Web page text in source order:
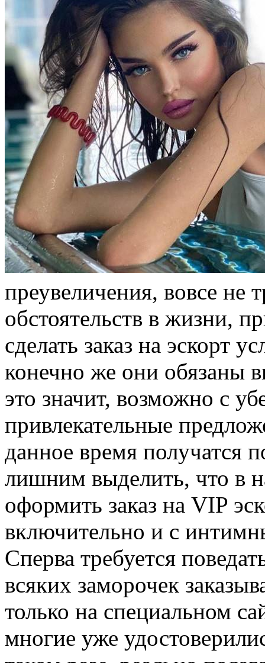
преувеличения, вовсе не
обстоятельств в жизни,
сделать заказ на эскорт
конечно же они обязаны
это значит, возможно с
привлекательные
данное время получатся
лишним выделить, что в
оформить заказ на VIP
включительно и с
Сперва требуется
всяких заморочек
только на специальном
многие уже